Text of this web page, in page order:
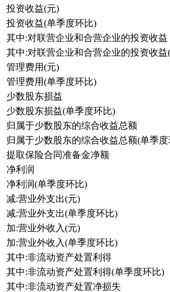
投资收益(元)
投资收益(单季度环比)
其中:对联营企业和合营企业的投资收益
其中:对联营企业和合营企业的投资收
管理费用(元)
管理费用(单季度环比)
少数股东损益
少数股东损益(单季度环比)
归属于少数股东的综合收益总额
归属于少数股东的综合收益总额(单季
提取保险合同准备金净额
净利润
净利润(单季度环比)
减:营业外支出(元)
减:营业外支出(单季度环比)
加:营业外收入(元)
加:营业外收入(单季度环比)
其中:非流动资产处置利得
其中:非流动资产处置利得(单季度环比)
其中:非流动资产处置净损失